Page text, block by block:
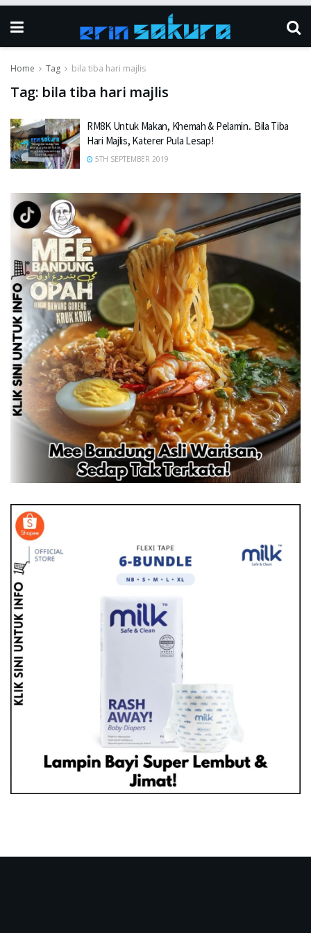
Home Tag bila tiba hari majlis
Tag: bila tiba hari majlis
RM8K Untuk Makan, Khemah & Pelamin.. Bila Tiba
Hari Majlis, Katerer Pula Lesap!
5TH SEPTEMBER 2019